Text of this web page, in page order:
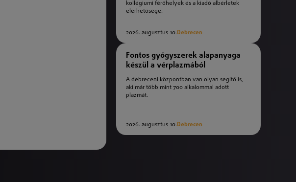
kollégiumi férőhelyek és a kiadó albérletek
elérhetősége.
2026. augusztus 10.Debrecen
Fontos gyógyszerek alapanyaga
készül a vérplazmából
A debreceni központban van olyan segítő is,
aki már több mint 700 alkalommal adott
plazmát.
2026. augusztus 10.Debrecen